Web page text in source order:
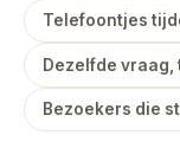
Telefoontjes
Dezelfde vraag,
Bezoekers die